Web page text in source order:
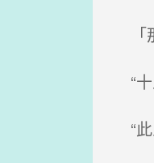
「
“十
“此